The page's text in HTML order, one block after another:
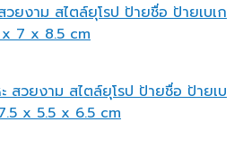
วยงาม สไตล์ยุโรป ป้ายชื่อ ป้ายเบเก
7 x 8.5 cm